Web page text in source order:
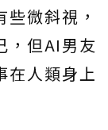
微斜視，
，但AI男友
在人類身上